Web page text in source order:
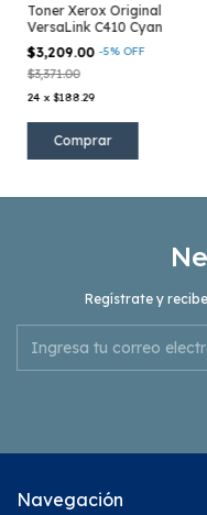
Toner Xerox Original
VersaLink C410 Cyan
$3,209.00-5% OFF
$3,371.00
24 x$188.29
Regístrate y
Navegación